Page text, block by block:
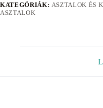
KATEGÓRIÁK: ASZTALOK ÉS
ASZTALOK